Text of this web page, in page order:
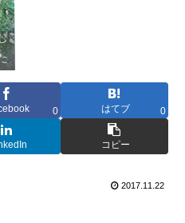
0 はてブ 0
コピー
2017.11.22